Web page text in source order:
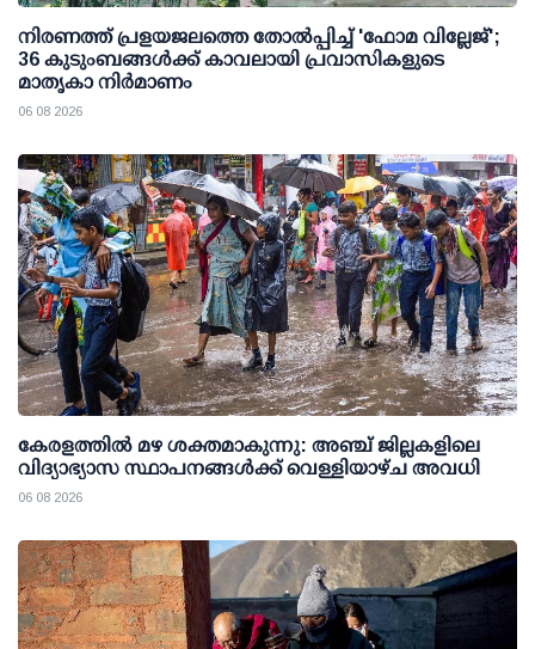
നിരണത്ത് പ്രളയജലത്തെ തോല്‍പ്പിച്ച് 'ഫോമ വില്ലേജ്';
36 കുടുംബങ്ങള്‍ക്ക് കാവലായി പ്രവാസികളുടെ
മാതൃകാ നിര്‍മാണം
06 08 2026
കേരളത്തില്‍ മഴ ശക്തമാകുന്നു: അഞ്ച് ജില്ലകളിലെ
വിദ്യാഭ്യാസ സ്ഥാപനങ്ങള്‍ക്ക് വെള്ളിയാഴ്ച അവധി
06 08 2026